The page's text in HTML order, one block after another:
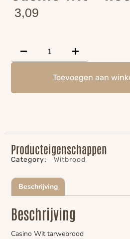
3,09
Toevoegen aan
Producteigenschappen
Category: Witbrood
Beschrijving
Beschrijving
Casino Wit tarwebrood